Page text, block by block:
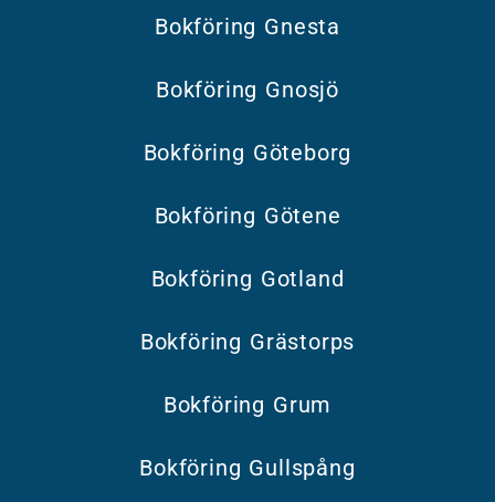
Bokföring Gnesta
Bokföring Gnosjö
Bokföring Göteborg
Bokföring Götene
Bokföring Gotland
Bokföring Grästorps
Bokföring Grum
Bokföring Gullspång